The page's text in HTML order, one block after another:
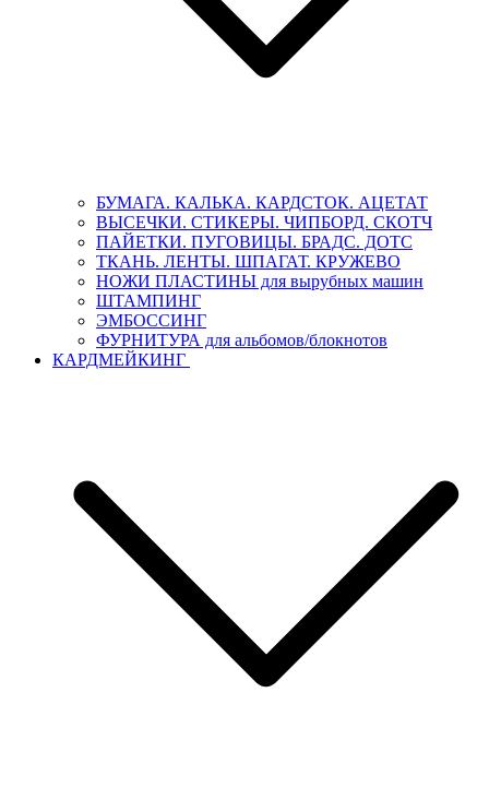
БУМАГА. КАЛЬКА. КАРДСТОК. АЦЕТАТ
ВЫСЕЧКИ. СТИКЕРЫ. ЧИПБОРД. СКОТЧ
ПАЙЕТКИ. ПУГОВИЦЫ. БРАДС. ДОТС
ТКАНЬ. ЛЕНТЫ. ШПАГАТ. КРУЖЕВО
НОЖИ ПЛАСТИНЫ для вырубных машин
ШТАМПИНГ
ЭМБОССИНГ
ФУРНИТУРА для альбомов/блокнотов
КАРДМЕЙКИНГ